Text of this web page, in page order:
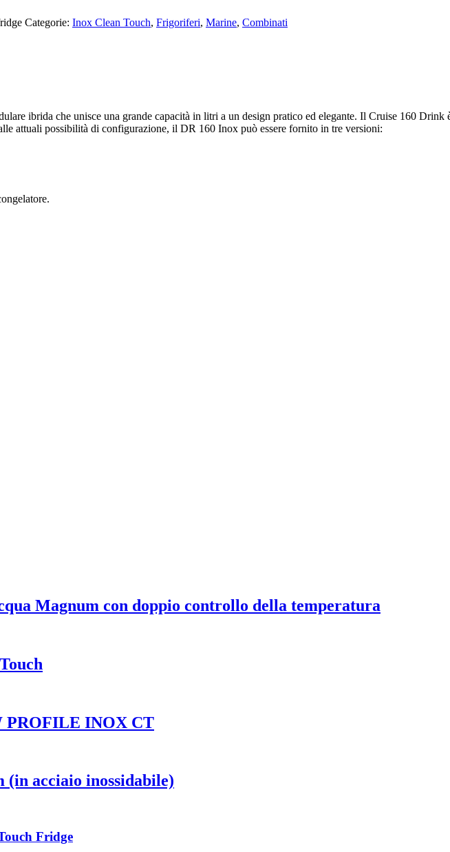
Categorie: Inox Clean Touch, Frigoriferi, Marine, Combinati
ibrida che unisce una grande capacità in litri a un design pratico ed elegante. Il Cruise 160
attuali possibilità di configurazione, il DR 160 Inox può essere fornito in tre versioni:
Magnum con doppio controllo della temperatura
INOX CT
(in acciaio inossidabile)
Fridge